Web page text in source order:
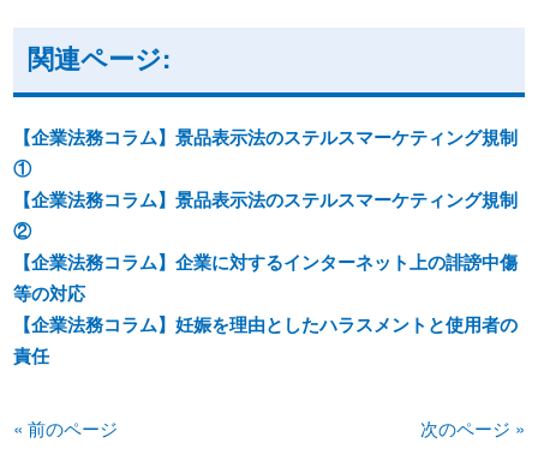
関連ページ:
【企業法務コラム】景品表示法のステルスマーケティング規制
①
【企業法務コラム】景品表示法のステルスマーケティング規制
②
【企業法務コラム】企業に対するインターネット上の誹謗中傷
等の対応
【企業法務コラム】妊娠を理由としたハラスメントと使用者の
責任
« 前のページ 次のページ »